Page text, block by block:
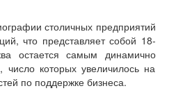
столичных предприятий
что представляет собой 18-
остается самым динамично
которых увеличилось на
по поддержке бизнеса.